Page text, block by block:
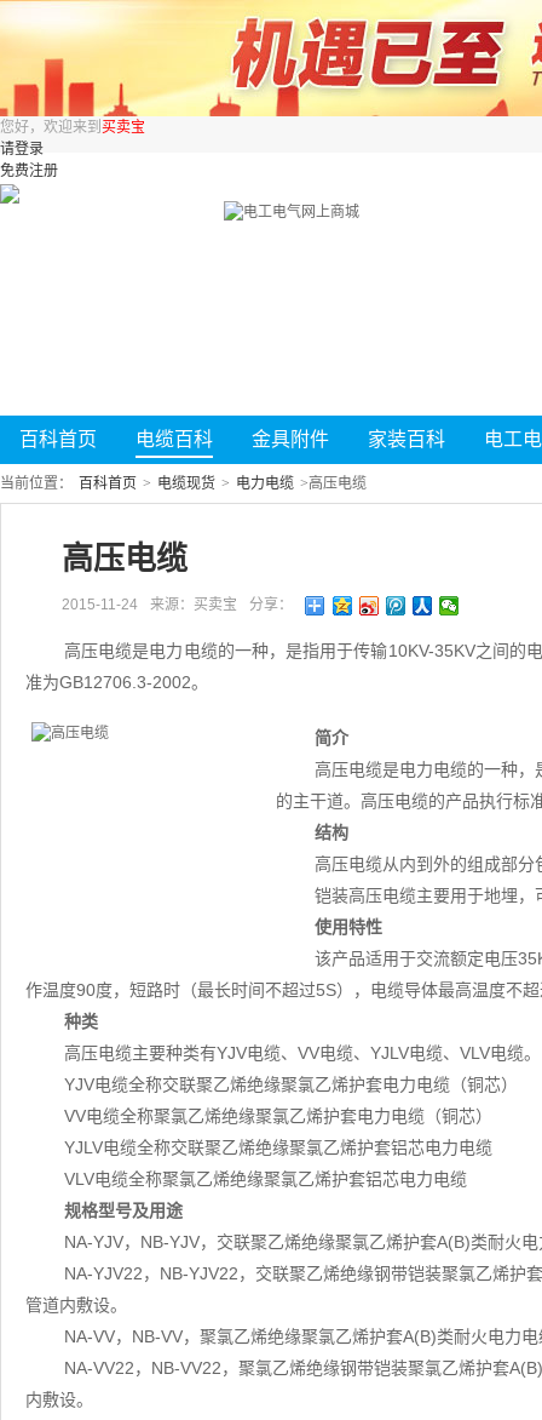
您好，欢迎来到 买卖宝
请登录
免费注册
百科首页 电缆百科 金具附件 家装百科 电工
当前位置： 百科首页 > 电缆现货 > 电力电缆 >高压电缆
高压电缆
2015-11-24 来源：买卖宝 分享：
高压电缆是电力电缆的一种，是指用于传输10KV-35KV之间的
准为GB12706.3-2002。
简介
高压电缆是电力电缆的一种
的主干道。高压电缆的产品执行标
结构
高压电缆从内到外的组成部
铠装高压电缆主要用于地埋
使用特性
该产品适用于交流额定电压
作温度90度，短路时（最长时间不超过5S），电缆导体最高温度不
种类
高压电缆主要种类有YJV电缆、VV电缆、YJLV电缆、VLV电缆。
YJV电缆全称交联聚乙烯绝缘聚氯乙烯护套电力电缆（铜芯）
VV电缆全称聚氯乙烯绝缘聚氯乙烯护套电力电缆（铜芯）
YJLV电缆全称交联聚乙烯绝缘聚氯乙烯护套铝芯电力电缆
VLV电缆全称聚氯乙烯绝缘聚氯乙烯护套铝芯电力电缆
规格型号及用途
NA-YJV，NB-YJV，交联聚乙烯绝缘聚氯乙烯护套A(B)类耐火
NA-YJV22，NB-YJV22，交联聚乙烯绝缘钢带铠装聚氯乙烯护
管道内敷设。
NA-VV，NB-VV，聚氯乙烯绝缘聚氯乙烯护套A(B)类耐火电力
NA-VV22，NB-VV22，聚氯乙烯绝缘钢带铠装聚氯乙烯护套
内敷设。